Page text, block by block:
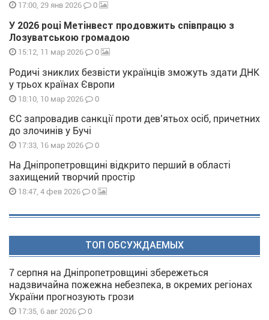
17:00, 29 янв 2026 0
У 2026 році Метінвест продовжить співпрацю з
Лозуватською громадою
15:12, 11 мар 2026 0
Родичі зниклих безвісти українців зможуть здати ДНК
у трьох країнах Європи
18:10, 10 мар 2026 0
ЄС запровадив санкції проти дев’ятьох осіб, причетних
до злочинів у Бучі
17:33, 16 мар 2026 0
На Дніпропетровщині відкрито перший в області
захищений творчий простір
18:47, 4 фев 2026 0
ТОП ОБСУЖДАЕМЫХ
7 серпня на Дніпропетровщині збережеться
надзвичайна пожежна небезпека, в окремих регіонах
України прогнозують грози
17:35, 6 авг 2026 0